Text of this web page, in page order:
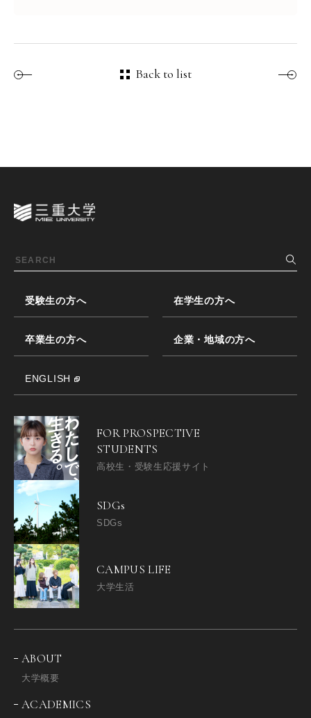
Back to list
受験生の方へ 在学生の方へ
卒業生の方へ 企業・地域の方へ
ENGLISH
FOR PROSPECTIVE
STUDENTS
高校生・受験生応援サイト
SDGs
SDGs
CAMPUS LIFE
大学生活
ABOUT
大学概要
ACADEMICS